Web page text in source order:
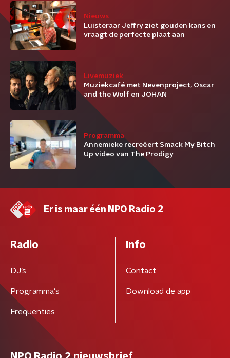
Nieuws
Luisteraar Jeffry ziet gouden kans en
vraagt de perfecte plaat aan
Livemuziek
Muziekcafé met Nevenproject, Oscar
and the Wolf en JOHAN
Programma
Annemieke recreëert Smack My Bitch
Up video van The Prodigy
Er is maar één NPO Radio 2
Radio
DJ’s
Programma's
Frequenties
Info
Contact
Download de app